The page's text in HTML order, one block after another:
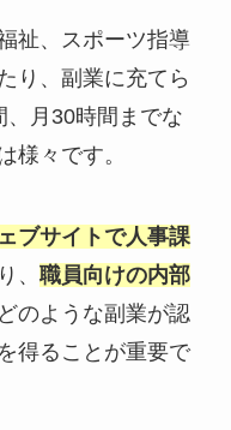
祉、スポーツ指導
り、副業に充てら
、月30時間までな
様々です。
ブサイトで人事課
、 職員向けの内部
のような副業が認
得ることが重要で